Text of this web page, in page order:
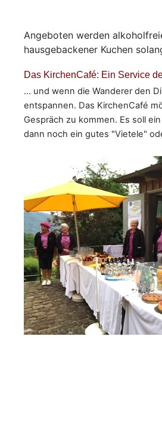
Angeboten werden
hausgebackener Kuchen
Das KirchenCafé: Ein Service
... und wenn die Wanderer den
entspannen. Das KirchenCafé
Gespräch zu kommen. Es soll
dann noch ein gutes "Vietele"